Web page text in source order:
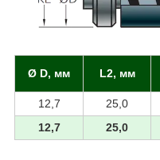
Ø D, мм L2, мм
12,7 25,0
12,7
25,0